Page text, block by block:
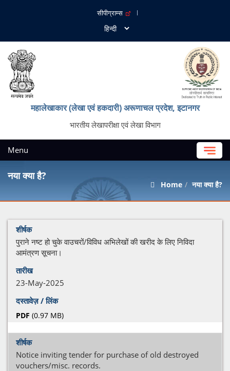
सीपीग्राम्स
महालेखाकार (लेखा एवं हकदारी) अरूणाचल प्रदेश, इटानगर
भारतीय लेखापरीक्षा एवं लेखा विभाग
Menu
नया क्या है?
Home नया क्या है?
पुराने नष्ट हो चुके वाउचरों/विविध अभिलेखों की खरीद के लिए निविदा
आमंत्रण सूचना।
23-May-2025
PDF (0.97 MB)
Notice inviting tender for purchase of old destroyed
vouchers/misc. records.